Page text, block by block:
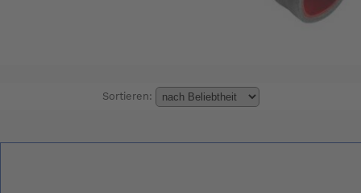
Sortieren: